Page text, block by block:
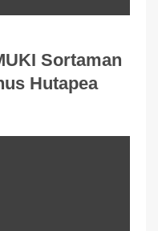
Sortaman
Hutapea